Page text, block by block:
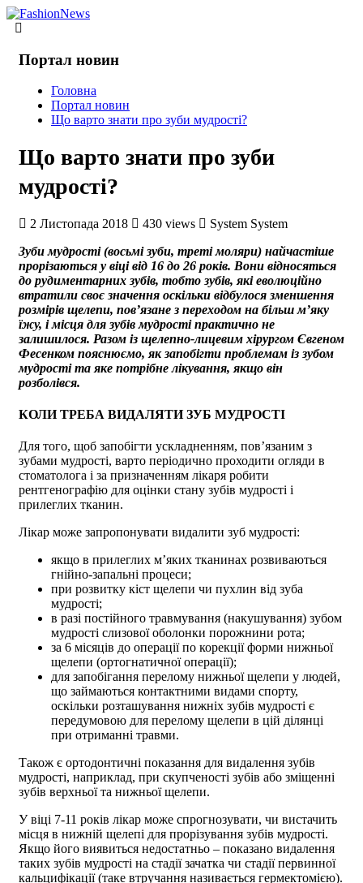
Портал новин
Головна
Портал новин
Що варто знати про зуби мудрості?
Що варто знати про зуби
мудрості?
2 Листопада 2018 430 views
System System
Зуби мудрості (восьмі зуби, треті моляри) найчастіше
прорізаються у віці від 16 до 26 років. Вони відносяться
до рудиментарних зубів, тобто зубів, які еволюційно
втратили своє значення оскільки відбулося зменшення
розмірів щелепи, пов’язане з переходом на більш м’яку
їжу, і місця для зубів мудрості практично не
залишилося. Разом із щелепно-лицевим хірургом Євгеном
Фесенком пояснюємо, як запобігти проблемам із зубом
мудрості та яке потрібне лікування, якщо він
розболівся.
КОЛИ ТРЕБА ВИДАЛЯТИ ЗУБ МУДРОСТІ
Для того, щоб запобігти ускладненням, пов’язаним з
зубами мудрості, варто періодично проходити огляди в
стоматолога і за призначенням лікаря робити
рентгенографію для оцінки стану зубів мудрості і
прилеглих тканин.
Лікар може запропонувати видалити зуб мудрості:
якщо в прилеглих м’яких тканинах розвиваються
гнійно-запальні процеси;
при розвитку кіст щелепи чи пухлин від зуба
мудрості;
в разі постійного травмування (накушування) зубом
мудрості слизової оболонки порожнини рота;
за 6 місяців до операції по корекції форми нижньої
щелепи (ортогнатичної операції);
для запобігання перелому нижньої щелепи у людей,
що займаються контактними видами спорту,
оскільки розташування нижніх зубів мудрості є
передумовою для перелому щелепи в цій ділянці
при отриманні травми.
Також є ортодонтичні показання для видалення зубів
мудрості, наприклад, при скупченості зубів або зміщенні
зубів верхньої та нижньої щелепи.
У віці 7-11 років лікар може спрогнозувати, чи вистачить
місця в нижній щелепі для прорізування зубів мудрості.
Якщо його виявиться недостатньо – показано видалення
таких зубів мудрості на стадії зачатка чи стадії первинної
кальцифікації (таке втручання називається гермектомією).